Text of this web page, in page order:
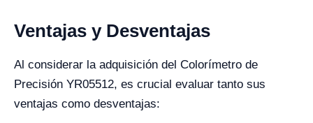
Ventajas y Desventajas
Al considerar la adquisición del Colorímetro de
Precisión YR05512, es crucial evaluar tanto sus
ventajas como desventajas: